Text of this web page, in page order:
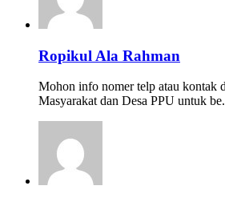
Ropikul Ala Rahman
Mohon info nomer telp atau kontak
Masyarakat dan Desa PPU untuk